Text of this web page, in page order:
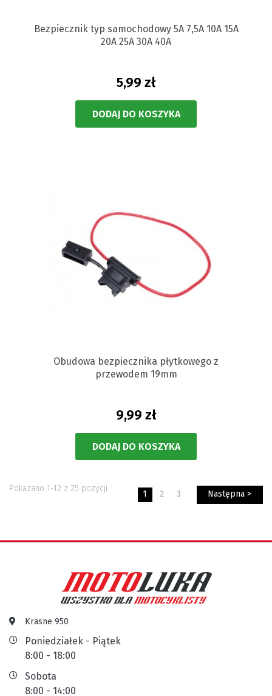
Bezpiecznik typ samochodowy 5A 7,5A 10A 15A
20A 25A 30A 40A
5,99 zł
DODAJ DO KOSZYKA
Obudowa bezpiecznika płytkowego z
przewodem 19mm
9,99 zł
DODAJ DO KOSZYKA
Pokazano 1-12 z 25 pozycji
1 2 3 Następna >
Krasne 950
Poniedziałek - Piątek
8:00 - 18:00
Sobota
8:00 - 14:00